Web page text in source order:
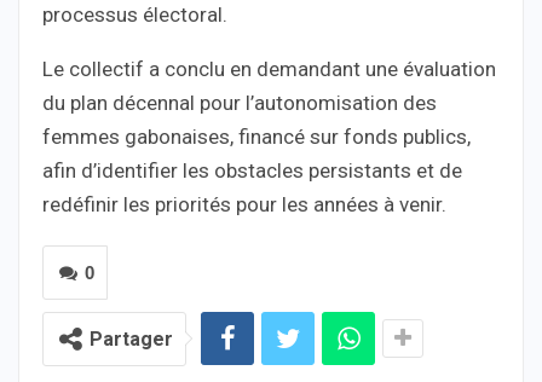
processus électoral.
Le collectif a conclu en demandant une évaluation
du plan décennal pour l’autonomisation des
femmes gabonaises, financé sur fonds publics,
afin d’identifier les obstacles persistants et de
redéfinir les priorités pour les années à venir.
0
Partager